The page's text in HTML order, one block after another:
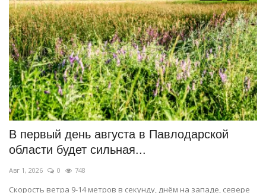
В первый день августа в Павлодарской
области будет сильная...
Авг 1, 2026 0 748
Скорость ветра 9-14 метров в секунду, днём на западе, севере